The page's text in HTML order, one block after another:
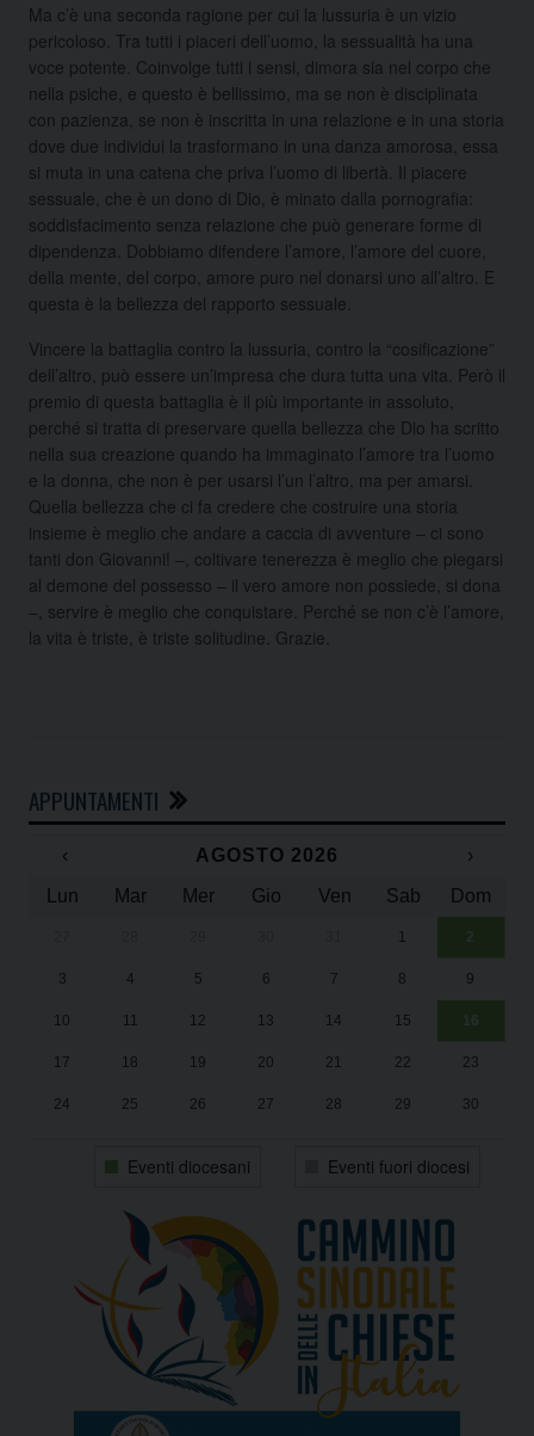
Ma c’è una seconda ragione per cui la lussuria è un vizio
pericoloso. Tra tutti i piaceri dell’uomo, la sessualità ha una
voce potente. Coinvolge tutti i sensi, dimora sia nel corpo che
nella psiche, e questo è bellissimo, ma se non è disciplinata
con pazienza, se non è inscritta in una relazione e in una storia
dove due individui la trasformano in una danza amorosa, essa
si muta in una catena che priva l’uomo di libertà. Il piacere
sessuale, che è un dono di Dio, è minato dalla pornografia:
soddisfacimento senza relazione che può generare forme di
dipendenza. Dobbiamo difendere l’amore, l’amore del cuore,
della mente, del corpo, amore puro nel donarsi uno all’altro. E
questa è la bellezza del rapporto sessuale.
Vincere la battaglia contro la lussuria, contro la “cosificazione”
dell’altro, può essere un’impresa che dura tutta una vita. Però il
premio di questa battaglia è il più importante in assoluto,
perché si tratta di preservare quella bellezza che Dio ha scritto
nella sua creazione quando ha immaginato l’amore tra l’uomo
e la donna, che non è per usarsi l’un l’altro, ma per amarsi.
Quella bellezza che ci fa credere che costruire una storia
insieme è meglio che andare a caccia di avventure – ci sono
tanti don Giovanni! –, coltivare tenerezza è meglio che piegarsi
al demone del possesso – il vero amore non possiede, si dona
–, servire è meglio che conquistare. Perché se non c’è l’amore,
la vita è triste, è triste solitudine. Grazie.
APPUNTAMENTI
‹ AGOSTO 2026
›
Lun
Mar Mer Gio Ven Sab Dom
1 2
3 4 5 6 7 8 9
10 11 12 13 14 15 16
17 18 19 20 21 22 23
24 25 26 27 28 29 30
Eventi diocesani Eventi fuori diocesi